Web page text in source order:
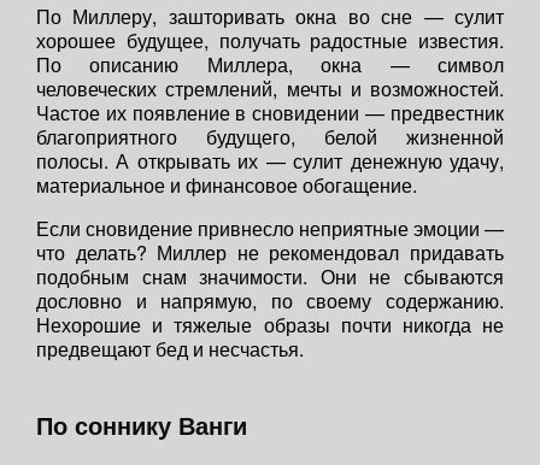
По Миллеру, зашторивать окна во сне — сулит
хорошее будущее, получать радостные известия.
По описанию Миллера, окна — символ
человеческих стремлений, мечты и возможностей.
Частое их появление в сновидении — предвестник
благоприятного будущего, белой жизненной
полосы. А открывать их — сулит денежную удачу,
материальное и финансовое обогащение.
Если сновидение привнесло неприятные эмоции —
что делать? Миллер не рекомендовал придавать
подобным снам значимости. Они не сбываются
дословно и напрямую, по своему содержанию.
Нехорошие и тяжелые образы почти никогда не
предвещают бед и несчастья.
По соннику Ванги